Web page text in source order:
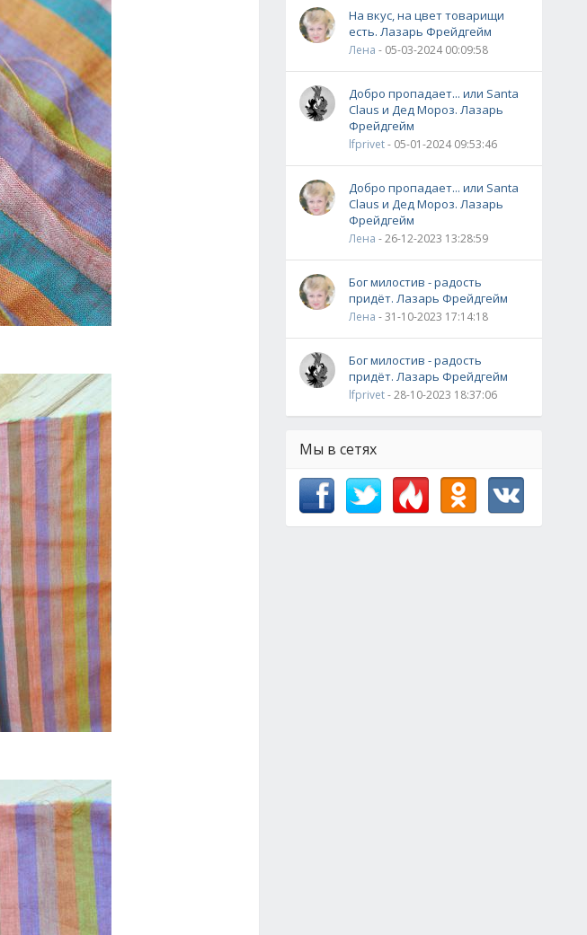
На вкус, на цвет товарищи
есть. Лазарь Фрейдгейм
Лена - 05-03-2024 00:09:58
Добро пропадает... или Santa
Claus и Дед Мороз. Лазарь
Фрейдгейм
lfprivet- 05-01-2024 09:53:46
Добро пропадает... или Santa
Claus и Дед Мороз. Лазарь
Фрейдгейм
Лена - 26-12-2023 13:28:59
Бог милостив - радость
придёт. Лазарь Фрейдгейм
Лена - 31-10-2023 17:14:18
Бог милостив - радость
придёт. Лазарь Фрейдгейм
lfprivet- 28-10-2023 18:37:06
Мы в сетях